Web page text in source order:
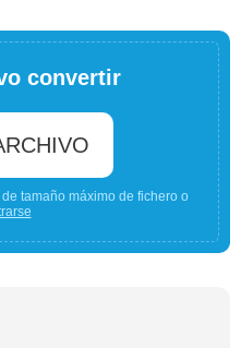
convertir
tamaño máximo de fichero o